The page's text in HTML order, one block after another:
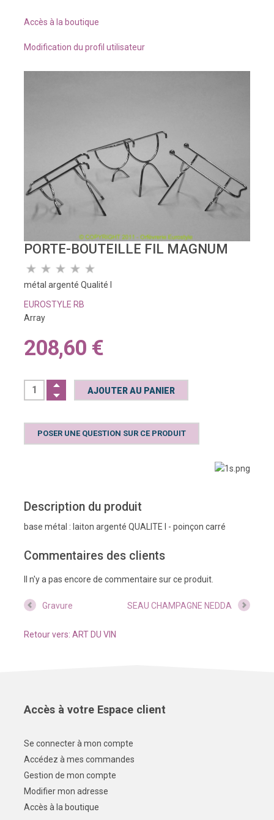
Accès à la boutique
Modification du profil utilisateur
PORTE-BOUTEILLE FIL MAGNUM
métal argenté Qualité I
EUROSTYLE RB
Array
208,60 €
POSER UNE QUESTION SUR CE PRODUIT
Description du produit
base métal : laiton argenté QUALITE I - poinçon carré
Commentaires des clients
Il n'y a pas encore de commentaire sur ce produit.
SEAU CHAMPAGNE NEDDA
Gravure
Retour vers: ART DU VIN
Accès à votre Espace client
Se connecter à mon compte
Accédez à mes commandes
Gestion de mon compte
Modifier mon adresse
Accès à la boutique